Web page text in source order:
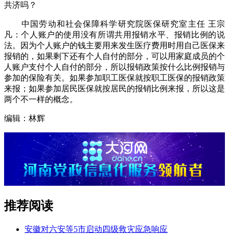
共济吗？
中国劳动和社会保障科学研究院医保研究室主任 王宗
凡：个人账户的使用没有所谓共用报销水平、报销比例的说
法。因为个人账户的钱主要用来发生医疗费用时用自己医保来
报销的，如果剩下还有个人自付的部分，可以用家庭成员的个
人账户支付个人自付的部分，所以报销政策按什么比例报销与
参加的保险有关。如果参加职工医保就按职工医保的报销政策
来报；如果参加居民医保就按居民的报销比例来报，所以这是
两个不一样的概念。
编辑：林辉
推荐阅读
安徽对六安等5市启动四级救灾应急响应